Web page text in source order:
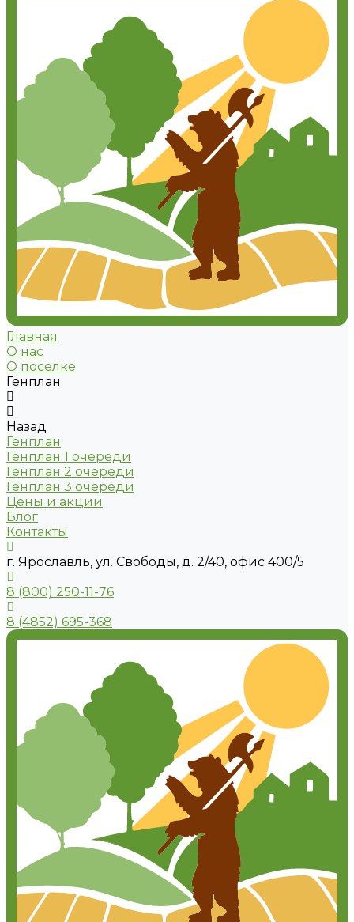
Главная
О нас
О поселке
Генплан
Назад
Генплан
Генплан 1 очереди
Генплан 2 очереди
Генплан 3 очереди
Цены и акции
Блог
Контакты
г. Ярославль, ул. Свободы, д. 2/40, офис 400/5
8 (800) 250-11-76
8 (4852) 695-368